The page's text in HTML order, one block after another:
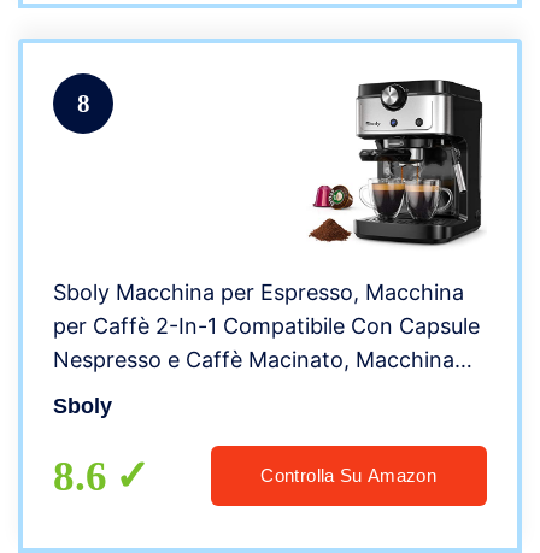
8
Sboly Macchina per Espresso, Macchina
per Caffè 2-In-1 Compatibile Con Capsule
Nespresso e Caffè Macinato, Macchina
per Espresso a 19 bar Con Serbatoio
dell’Acqua Rimovibile
Sboly
8.6 Controlla Su Amazon